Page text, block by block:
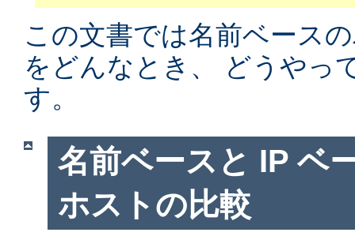
この文書では名前ベース
をどんなとき、 どうやっ
す。
名前ベースと IP ベ
ホストの比較